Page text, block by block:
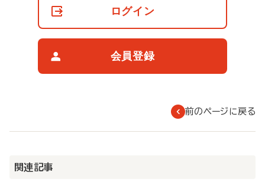
ログイン
会員登録
前のページに戻る
関連記事